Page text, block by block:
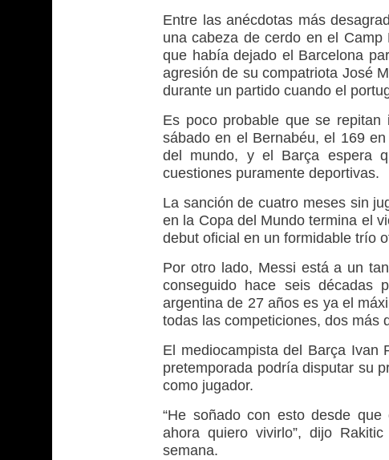
Entre las anécdotas más
una cabeza de cerdo en el
que había dejado el Barcelona
agresión de su compatriota José
durante un partido cuando el
Es poco probable que se repitan
sábado en el Bernabéu, el 169
del mundo, y el Barça espera
cuestiones puramente deportivas.
La sanción de cuatro meses sin
en la Copa del Mundo termina el
debut oficial en un formidable trío
Por otro lado, Messi está a un
conseguido hace seis décadas
argentina de 27 años es ya el
todas las competiciones, dos más
El mediocampista del Barça Ivan
pretemporada podría disputar su
como jugador.
“He soñado con esto desde
ahora quiero vivirlo”, dijo
semana.